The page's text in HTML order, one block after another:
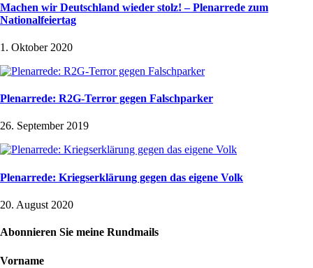
Machen wir Deutschland wieder stolz! – Plenarrede zum
Nationalfeiertag
1. Oktober 2020
Plenarrede: R2G-Terror gegen Falschparker
26. September 2019
Plenarrede: Kriegserklärung gegen das eigene Volk
20. August 2020
Abonnieren Sie meine Rundmails
Vorname